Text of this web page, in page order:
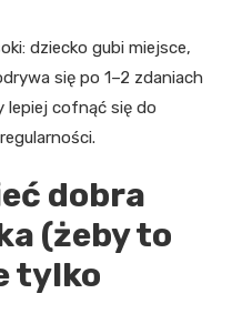
dziecko gubi miejsce,
się po 1–2 zdaniach
lepiej cofnąć się do
dobra
(żeby to
tylko